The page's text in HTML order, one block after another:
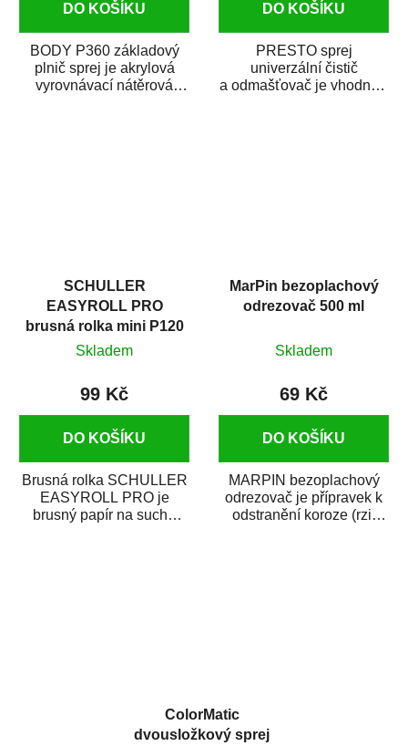
DO KOŠÍKU
BODY P360 základový
plnič sprej je akrylová
vyrovnávací nátěrová
DO KOŠÍKU
PRESTO sprej
univerzální čistič
a odmašťovač je vhodný k
SCHULLER
EASYROLL PRO
brusná rolka mini P120
Skladem
99 Kč
DO KOŠÍKU
Brusná rolka SCHULLER
EASYROLL PRO je
brusný papír na suché
MarPin bezoplachový
odrezovač 500 ml
Skladem
69 Kč
DO KOŠÍKU
MARPIN bezoplachový
odrezovač je přípravek k
odstranění koroze (rzi)
ColorMatic
dvousložkový sprej